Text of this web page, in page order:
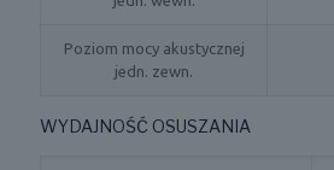
Poziom mocy akustycznej
jedn. zewn.
WYDAJNOŚĆ OSUSZANIA